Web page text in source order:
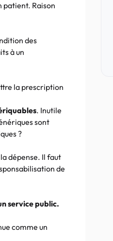
patient. Raison
des
à un
la prescription
. Inutile
sont
?
dépense. Il faut
de
service public.
comme un